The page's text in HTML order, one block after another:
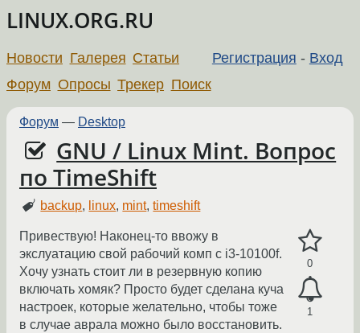
LINUX.ORG.RU
Регистрация - Вход
Новости Галерея Статьи
Форум Опросы Трекер Поиск
Форум — Desktop
GNU / Linux Mint. Вопрос
по TimeShift
backup, linux, mint,timeshift
0
1
Привествую! Наконец-то ввожу в
экслуатацию свой рабочий комп с i3-10100f.
Хочу узнать стоит ли в резервную копию
включать хомяк? Просто будет сделана куча
настроек, которые желательно, чтобы тоже
в случае аврала можно было восстановить.